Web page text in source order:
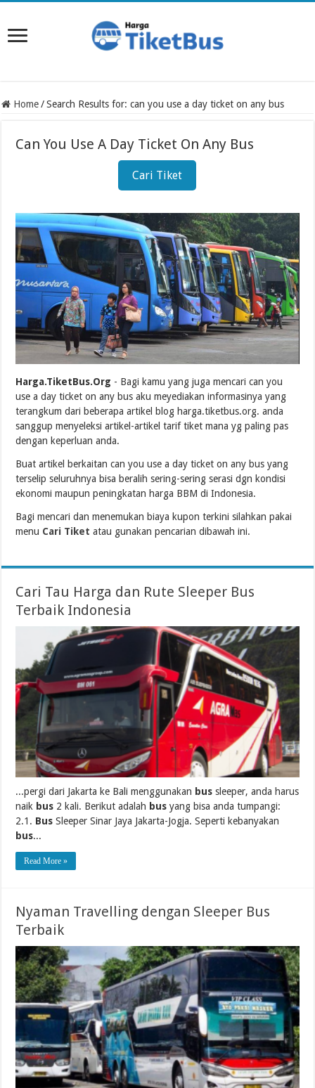
Home / Search Results for: can you use a day ticket on any bus
Can You Use A Day Ticket On Any Bus
Cari Tiket
Harga.TiketBus.Org - Bagi kamu yang juga mencari can you
use a day ticket on any bus aku meyediakan informasinya yang
terangkum dari beberapa artikel blog harga.tiketbus.org. anda
sanggup menyeleksi artikel-artikel tarif tiket mana yg paling pas
dengan keperluan anda.
Buat artikel berkaitan can you use a day ticket on any bus yang
terselip seluruhnya bisa beralih sering-sering serasi dgn kondisi
ekonomi maupun peningkatan harga BBM di Indonesia.
Bagi mencari dan menemukan biaya kupon terkini silahkan pakai
menu Cari Tiket atau gunakan pencarian dibawah ini.
Cari Tau Harga dan Rute Sleeper Bus
Terbaik Indonesia
...pergi dari Jakarta ke Bali menggunakan bus sleeper, anda harus
naik bus 2 kali. Berikut adalah bus yang bisa anda tumpangi:
2.1. Bus Sleeper Sinar Jaya Jakarta-Jogja. Seperti kebanyakan
bus...
Read More »
Nyaman Travelling dengan Sleeper Bus
Terbaik